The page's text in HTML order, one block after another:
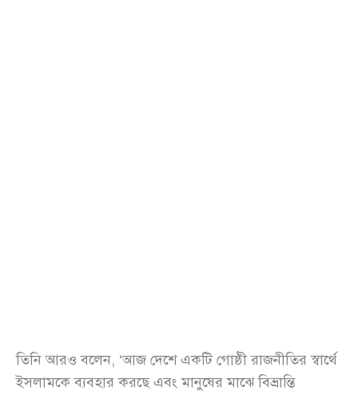
তিনি আরও বলেন, ‘আজ দেশে একটি গোষ্ঠী রাজনীতির স্বার্থে
ইসলামকে ব্যবহার করছে এবং মানুষের মাঝে বিভ্রান্তি